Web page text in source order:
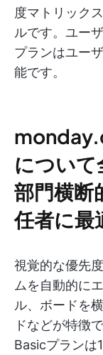
度マトリック
ルです。ユー
プランはユー
能です。
について
部門横断
任者に最
視覚的な優先
ムを自動的に
ル、ボードを
ドなどが特徴
Basicプランは